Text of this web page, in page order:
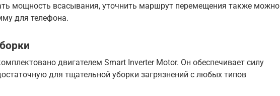
мощность всасывания, уточнить маршрут перемещения также можно
для телефона.
двигателем Smart Inverter Motor. Он обеспечивает силу
для тщательной уборки загрязнений с любых типов